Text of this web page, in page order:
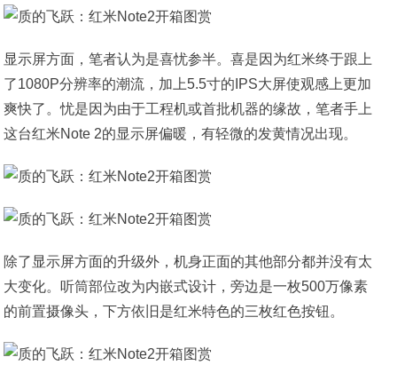
显示屏方面，笔者认为是喜忧参半。喜是因为红米终于跟上
了1080P分辨率的潮流，加上5.5寸的IPS大屏使观感上更加
爽快了。忧是因为由于工程机或首批机器的缘故，笔者手上
这台红米Note 2的显示屏偏暖，有轻微的发黄情况出现。
除了显示屏方面的升级外，机身正面的其他部分都并没有太
大变化。听筒部位改为内嵌式设计，旁边是一枚500万像素
的前置摄像头，下方依旧是红米特色的三枚红色按钮。